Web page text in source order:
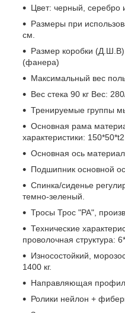
Цвет: черный, серебро
Размеры при
см.
Размер коробки
(фанера)
Максимальный вес
Вес стека 90 кг Вес:
Тренируемые группы
Основная рама
характеристики:
Основная ось
Подшипник основной
Спинка/сиденье
темно-зеленый.
Тросы Трос "PA",
Технические
проволочная структура:
Износостойкий,
1400 кг.
Направляющая
Ролики нейлон +